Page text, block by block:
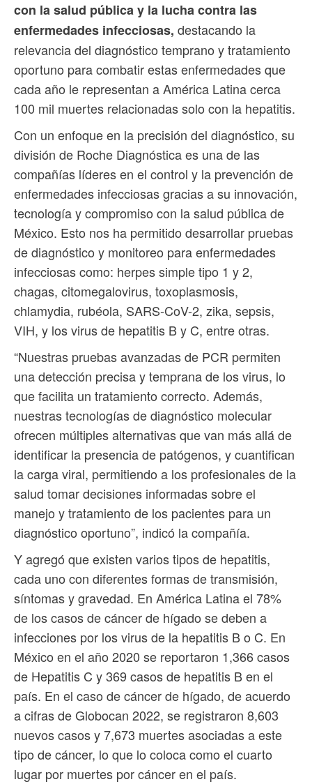
con la salud pública y la lucha contra las
enfermedades infecciosas, destacando la
relevancia del diagnóstico temprano y tratamiento
oportuno para combatir estas enfermedades que
cada año le representan a América Latina cerca
100 mil muertes relacionadas solo con la hepatitis.
Con un enfoque en la precisión del diagnóstico, su
división de Roche Diagnóstica es una de las
compañías líderes en el control y la prevención de
enfermedades infecciosas gracias a su innovación,
tecnología y compromiso con la salud pública de
México. Esto nos ha permitido desarrollar pruebas
de diagnóstico y monitoreo para enfermedades
infecciosas como: herpes simple tipo 1 y 2,
chagas, citomegalovirus, toxoplasmosis,
chlamydia, rubéola, SARS-CoV-2, zika, sepsis,
VIH, y los virus de hepatitis B y C, entre otras.
“Nuestras pruebas avanzadas de PCR permiten
una detección precisa y temprana de los virus, lo
que facilita un tratamiento correcto. Además,
nuestras tecnologías de diagnóstico molecular
ofrecen múltiples alternativas que van más allá de
identificar la presencia de patógenos, y cuantifican
la carga viral, permitiendo a los profesionales de la
salud tomar decisiones informadas sobre el
manejo y tratamiento de los pacientes para un
diagnóstico oportuno”, indicó la compañía.
Y agregó que existen varios tipos de hepatitis,
cada uno con diferentes formas de transmisión,
síntomas y gravedad. En América Latina el 78%
de los casos de cáncer de hígado se deben a
infecciones por los virus de la hepatitis B o C. En
México en el año 2020 se reportaron 1,366 casos
de Hepatitis C y 369 casos de hepatitis B en el
país. En el caso de cáncer de hígado, de acuerdo
a cifras de Globocan 2022, se registraron 8,603
nuevos casos y 7,673 muertes asociadas a este
tipo de cáncer, lo que lo coloca como el cuarto
lugar por muertes por cáncer en el país.